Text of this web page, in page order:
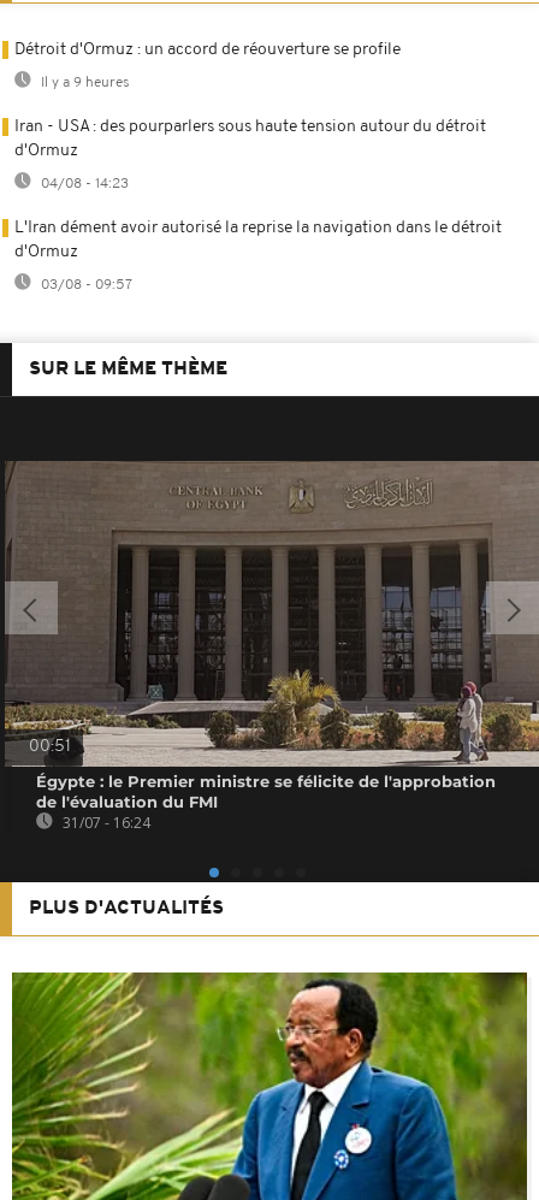
Détroit d'Ormuz : un accord de réouverture se profile
Il y a 9 heures
Iran - USA : des pourparlers sous haute tension autour du détroit
d'Ormuz
04/08 - 14:23
L'Iran dément avoir autorisé la reprise la navigation dans le détroit
d'Ormuz
03/08 - 09:57
SUR LE MÊME THÈME
00:51
Égypte : le Premier ministre se félicite de l'approbation
de l'évaluation du FMI
31/07 - 16:24
PLUS D'ACTUALITÉS